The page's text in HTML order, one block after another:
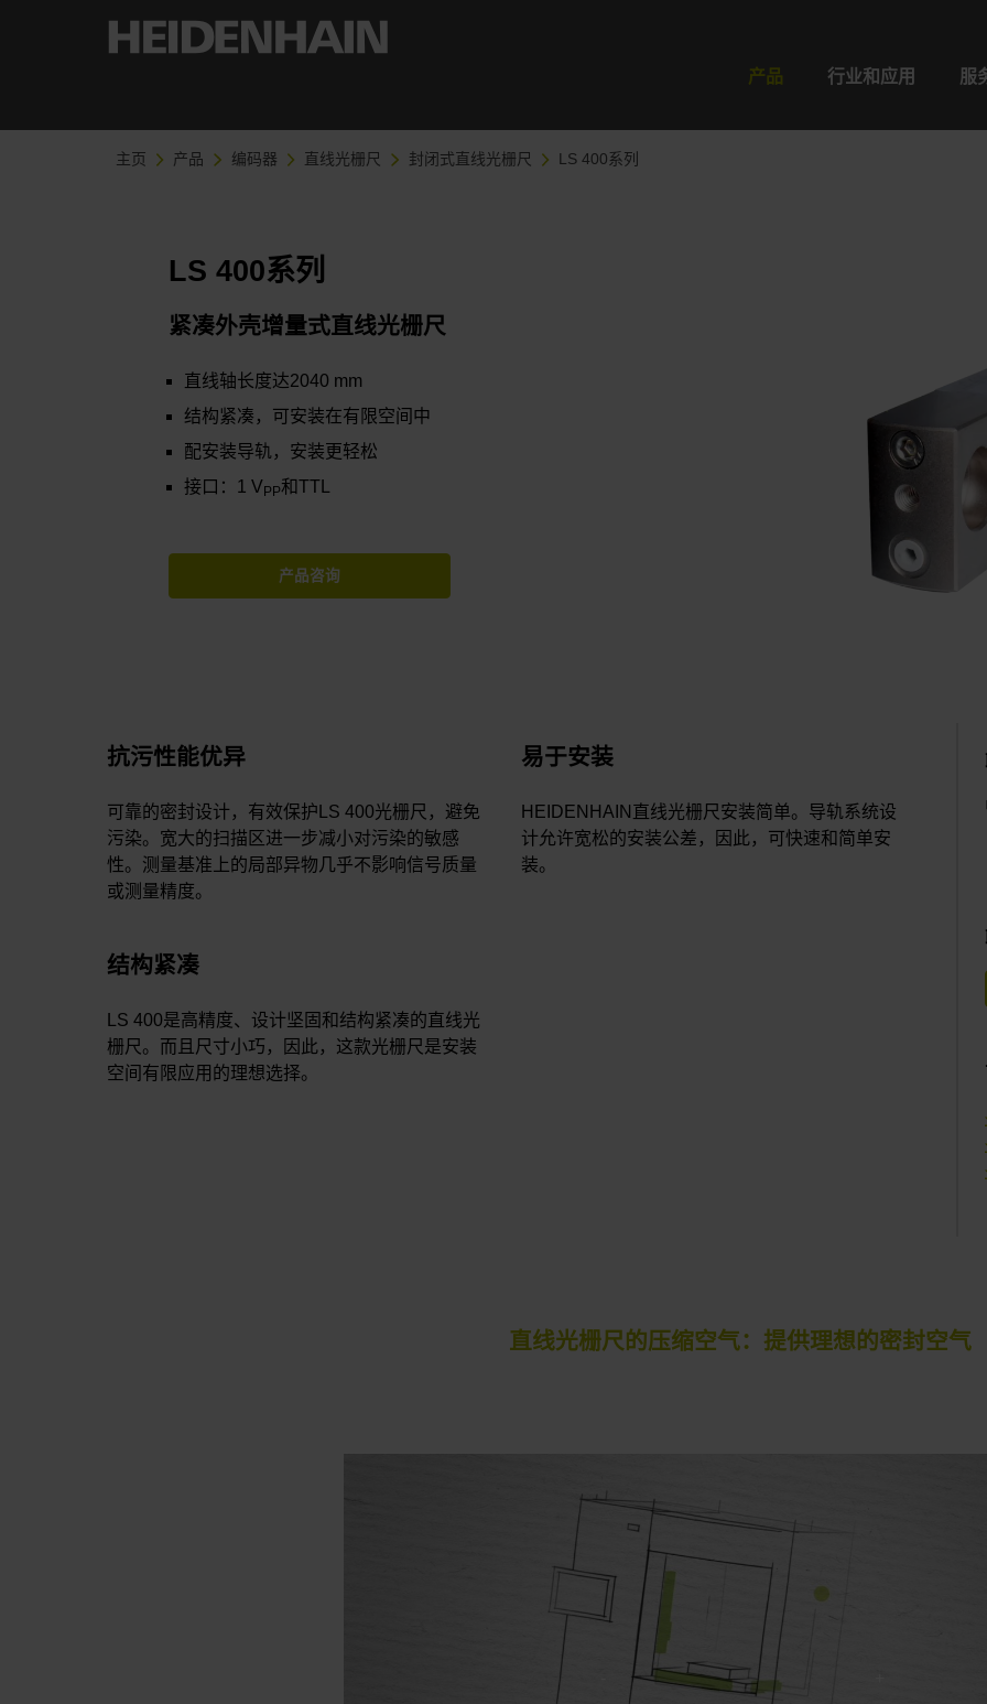
产品 行业和应用 服
主页 产品 编码器 直线光栅尺 封闭式直线光栅尺 LS 400系列
LS 400系列
紧凑外壳增量式直线光栅尺
直线轴长度达2040 mm
结构紧凑，可安装在有限空间中
配安装导轨，安装更轻松
接口：1 V PP和TTL
产品咨询
抗污性能优异
可靠的密封设计，有效保护LS 400光栅尺，避免
污染。宽大的扫描区进一步减小对污染的敏感
性。测量基准上的局部异物几乎不影响信号质量
或测量精度。
易于安装
HEIDENHAIN直线光栅尺安装简单。导轨系统设
计允许宽松的安装公差，因此，可快速和简单安
装。
结构紧凑
LS 400是高精度、设计坚固和结构紧凑的直线光
栅尺。而且尺寸小巧，因此，这款光栅尺是安装
空间有限应用的理想选择。
直线光栅尺的压缩空气：提供理想的密封空气